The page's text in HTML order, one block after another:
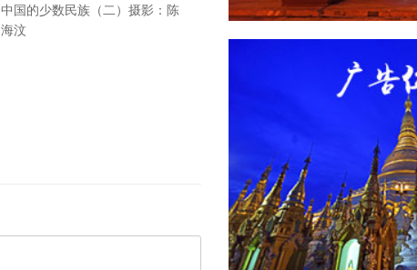
中国的少数民族（二）摄影：陈
海汶